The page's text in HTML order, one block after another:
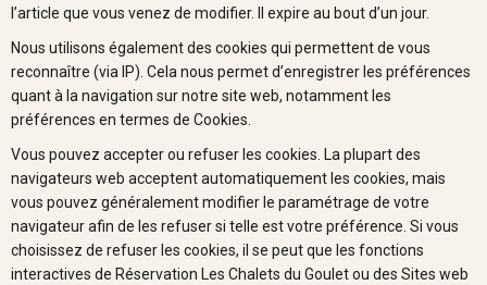
l’article que vous venez de modifier. Il expire au bout d’un jour.
Nous utilisons également des cookies qui permettent de vous
reconnaître (via IP). Cela nous permet d’enregistrer les préférences
quant à la navigation sur notre site web, notamment les
préférences en termes de Cookies.
Vous pouvez accepter ou refuser les cookies. La plupart des
navigateurs web acceptent automatiquement les cookies, mais
vous pouvez généralement modifier le paramétrage de votre
navigateur afin de les refuser si telle est votre préférence. Si vous
choisissez de refuser les cookies, il se peut que les fonctions
interactives de Réservation Les Chalets du Goulet ou des Sites web